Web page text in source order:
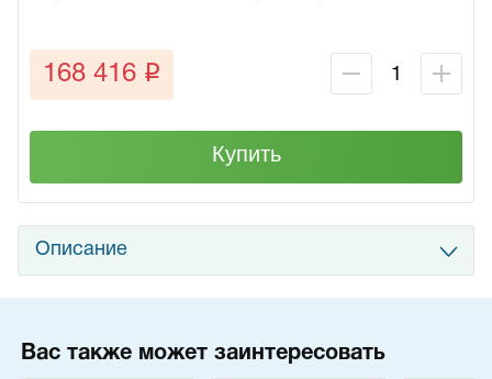
168 416 q
Купить
Описание
Вас также может заинтересовать